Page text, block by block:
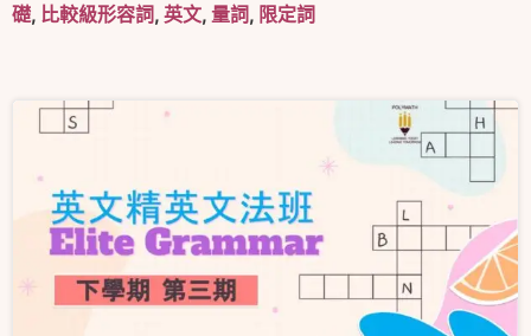
礎, 比較級形容詞, 英文, 量詞, 限定詞